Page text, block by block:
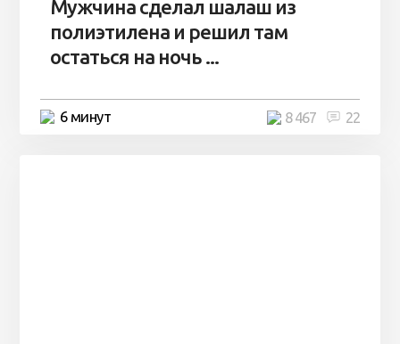
Мужчина сделал шалаш из
полиэтилена и решил там
остаться на ночь ...
6 минут 22
8 467